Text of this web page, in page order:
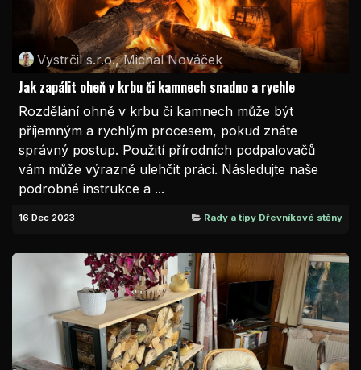
Vystrčil s.r.o., Michal Nováček
Jak zapálit oheň v krbu či kamnech snadno a rychle
Rozdělání ohně v krbu či kamnech může být
příjemným a rychlým procesem, pokud znáte
správný postup. Použití přírodních podpalovačů
vám může výrazně ulehčit práci. Následujte naše
podrobné instrukce a ...
16 Dec 2023 Rady a tipy Dřevníkové stěny